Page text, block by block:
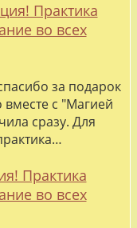
Практика
во всех
за подарок
вместе с "Магией
сразу. Для
Практика
во всех